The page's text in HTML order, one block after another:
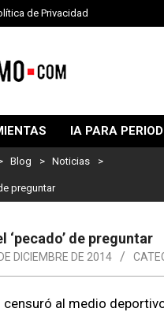
de Privacidad
IA PARA
Blog > Noticias >
preguntar
‘pecado’ de preguntar
DICIEMBRE DE 2014
censuró al medio